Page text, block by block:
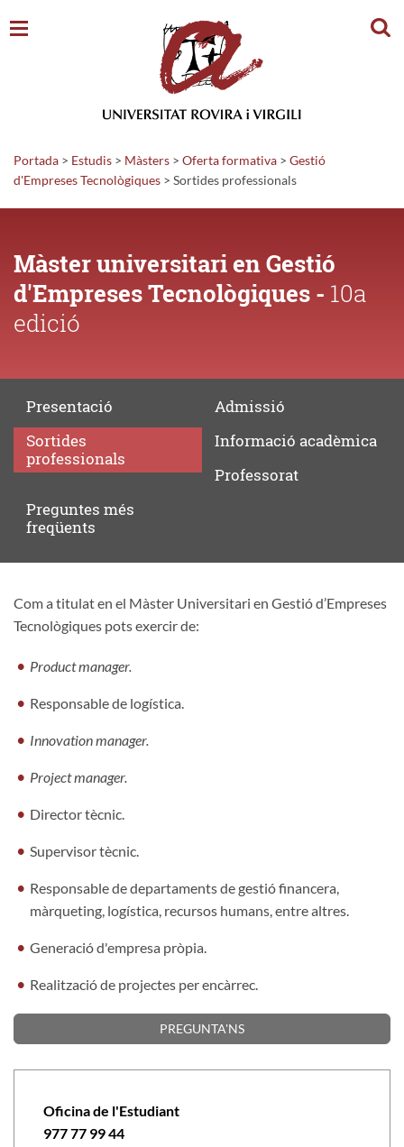
Portada > Estudis > Màsters > Oferta formativa > Gestió
d'Empreses Tecnològiques > Sortides professionals
Màster universitari en Gestió
d'Empreses Tecnològiques - 10a
edició
Presentació
Admissió
Sortides
professionals
Informació acadèmica
Professorat
Preguntesmés
freqüents
Sortides
Com a titulat en el Màster Universitari en Gestió d’Empreses
Tecnològiques pots exercir de:
Product manager.
Responsable de logística.
Innovation manager.
Project manager.
Director tècnic.
Supervisor tècnic.
Responsable de departaments de gestió financera,
màrqueting, logística, recursos humans, entre altres.
Generació d'empresa pròpia.
Realització de projectes per encàrrec.
PREGUNTA'NS
Oficina de l'Estudiant
977 77 99 44